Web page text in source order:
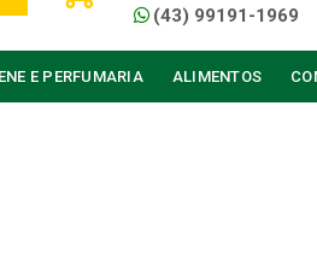
(43) 99191-1969
E PERFUMARIA ALIMENTOS